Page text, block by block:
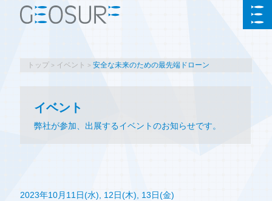
トップ イベント 安全な未来のための最先端ドローン
イベント
弊社が参加、出展するイベントのお知らせです。
2023年10月11日(水), 12日(木), 13日(金)